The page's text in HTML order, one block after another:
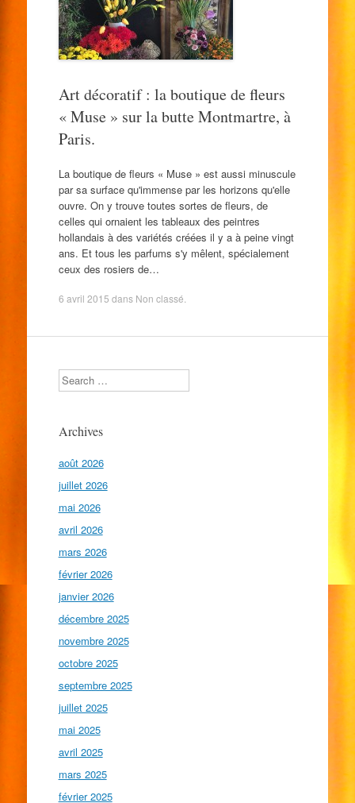
Art décoratif : la boutique de fleurs
« Muse » sur la butte Montmartre, à
Paris.
La boutique de fleurs « Muse » est aussi minuscule
par sa surface qu'immense par les horizons qu'elle
ouvre. On y trouve toutes sortes de fleurs, de
celles qui ornaient les tableaux des peintres
hollandais à des variétés créées il y a à peine vingt
ans. Et tous les parfums s'y mêlent, spécialement
ceux des rosiers de…
6 avril 2015 dans Non classé
Search
Archives
août 2026
juillet 2026
mai 2026
avril 2026
mars 2026
février 2026
janvier 2026
décembre 2025
novembre 2025
octobre 2025
septembre 2025
juillet 2025
mai 2025
avril 2025
mars 2025
février 2025